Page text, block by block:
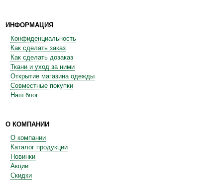
ИНФОРМАЦИЯ
Конфиденциальность
Как сделать заказ
Как сделать дозаказ
Ткани и уход за ними
Открытие магазина одежды
Совместные покупки
Наш блог
О КОМПАНИИ
О компании
Каталог продукции
Новинки
Акции
Скидки